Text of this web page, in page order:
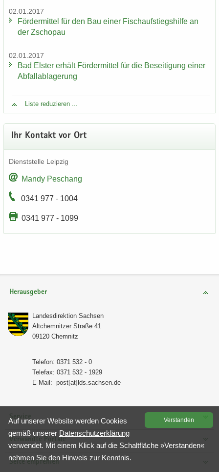
02.01.2017
För­der­mit­tel für den Bau einer Fisch­auf­stiegs­hil­fe an
der Zscho­pau
02.01.2017
Bad Els­ter er­hält För­der­mit­tel für die Be­sei­ti­gung einer
Ab­fall­ab­la­ge­rung
Liste re­du­zie­ren ...
Ihr Kon­takt vor Ort
Dienst­stel­le Leip­zig
Mandy Peschang
0341 977 - 1004
0341 977 - 1099
Herausgeber
Lan­des­di­rek­ti­on Sach­sen
Alt­chem­nit­zer Stra­ße 41
09120 Chem­nitz
Te­le­fon: 0371 532 - 0
Te­le­fax: 0371 532 - 1929
E-​Mail: post[at]lds.sach­sen.de
Service
Verwandte Portale
Seite empfehlen
Ver­stan­den
Auf un­se­rer Web­site wer­den Coo­kies
gemäß un­se­rer Da­ten­schutz­er­klä­rung
ver­wen­det. Mit einem Klick auf die Schalt­flä­che »Ver­stan­den«
neh­men Sie den Hin­weis zur Kennt­nis.